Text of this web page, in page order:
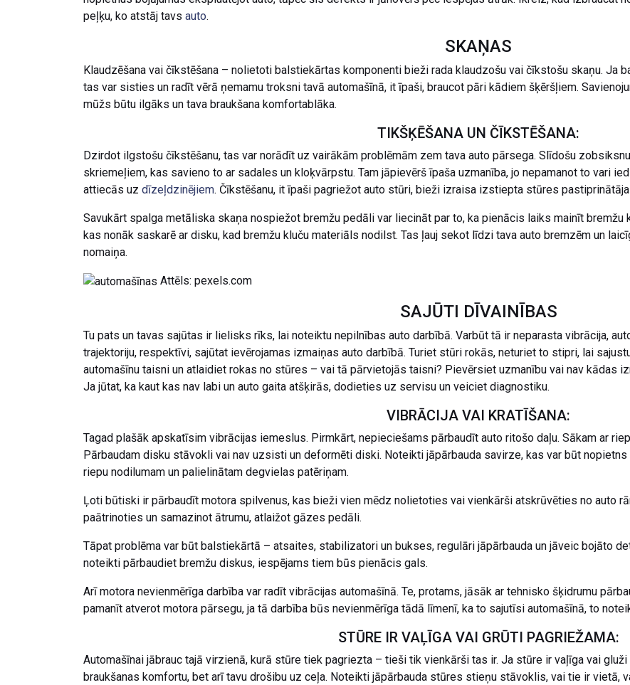
peļķu, ko atstāj tavs auto.
SKAŅAS
Klaudzēšana vai čīkstēšana – nolietoti balstiekārtas komponenti bieži rada klaudzošu vai čīkstošu skaņu.
tas var sisties un radīt vērā ņemamu troksni tavā automašīnā, it īpaši, braucot pāri kādiem šķēršļiem.
mūžs būtu ilgāks un tava braukšana komfortablāka.
TIKŠĶĒŠANA UN ČĪKSTĒŠANA:
Dzirdot ilgstošu čīkstēšanu, tas var norādīt uz vairākām problēmām zem tava auto pārsega. Slīdošu
skriemeļiem, kas savieno to ar sadales un kloķvārpstu. Tam jāpievērš īpaša uzmanība, jo nepamanot to vari
attiecās uz dīzeļdzinējiem. Čīkstēšanu, it īpaši pagriežot auto stūri, bieži izraisa izstiepta stūres
Savukārt spalga metāliska skaņa nospiežot bremžu pedāli var liecināt par to, ka pienācis laiks mainīt bremžu
kas nonāk saskarē ar disku, kad bremžu kluču materiāls nodilst. Tas ļauj sekot līdzi tava auto bremzēm un
nomaiņa.
Attēls: pexels.com
SAJŪTI DĪVAINĪBAS
Tu pats un tavas sajūtas ir lielisks rīks, lai noteiktu nepilnības auto darbībā. Varbūt tā ir neparasta vibrācija,
trajektoriju, respektīvi, sajūtat ievērojamas izmaiņas auto darbībā. Turiet stūri rokās, neturiet to stipri, lai
automašīnu taisni un atlaidiet rokas no stūres – vai tā pārvietojās taisni? Pievērsiet uzmanību vai nav kādas
Ja jūtat, ka kaut kas nav labi un auto gaita atšķirās, dodieties uz servisu un veiciet diagnostiku.
VIBRĀCIJA VAI KRATĪŠANA:
Tagad plašāk apskatīsim vibrācijas iemeslus. Pirmkārt, nepieciešams pārbaudīt auto ritošo daļu. Sākam ar
Pārbaudam disku stāvokli vai nav uzsisti un deformēti diski. Noteikti jāpārbauda savirze, kas var būt
riepu nodilumam un palielinātam degvielas patēriņam.
Ļoti būtiski ir pārbaudīt motora spilvenus, kas bieži vien mēdz nolietoties vai vienkārši atskrūvēties no auto
paātrinoties un samazinot ātrumu, atlaižot gāzes pedāli.
Tāpat problēma var būt balstiekārtā – atsaites, stabilizatori un bukses, regulāri jāpārbauda un jāveic bojāto
noteikti pārbaudiet bremžu diskus, iespējams tiem būs pienācis gals.
Arī motora nevienmērīga darbība var radīt vibrācijas automašīnā. Te, protams, jāsāk ar tehnisko šķidrumu
pamanīt atverot motora pārsegu, ja tā darbība būs nevienmērīga tādā līmenī, ka to sajutīsi automašīnā, to
STŪRE IR VAĻĪGA VAI GRŪTI PAGRIEŽAMA:
Automašīnai jābrauc tajā virzienā, kurā stūre tiek pagriezta – tieši tik vienkārši tas ir. Ja stūre ir vaļīga vai
braukšanas komfortu, bet arī tavu drošibu uz ceļa. Noteikti jāpārbauda stūres stieņu stāvoklis, vai tie ir vietā,